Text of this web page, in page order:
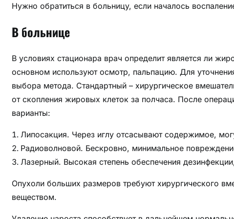
Нужно обратиться в больницу, если началось
В больнице
В условиях стационара врач определит является ли
основном используют осмотр, пальпацию. Для
выбора метода. Стандартный – хирургическое
от скопления жировых клеток за полчаса. После
варианты:
Липосакция. Через иглу отсасывают содержимое,
Радиоволновой. Бескровно, минимальное
Лазерный. Высокая степень обеспечения
Опухоли больших размеров требуют хирургического
веществом.